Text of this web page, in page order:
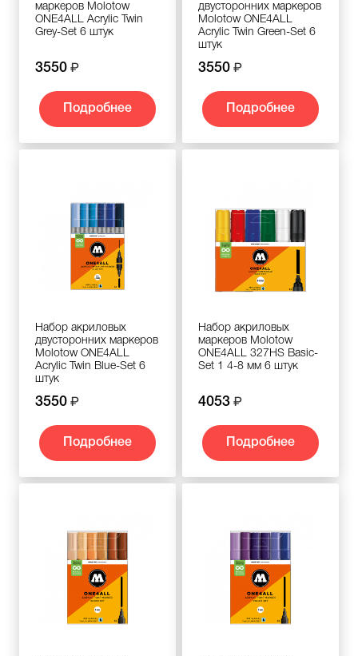
маркеров Molotow
ONE4ALL Acrylic Twin
Grey-Set 6 штук
3550
Подробнее
двусторонних маркеров
Molotow ONE4ALL
Acrylic Twin Green-Set 6
штук
3550
Подробнее
Набор акриловых
двусторонних маркеров
Molotow ONE4ALL
Acrylic Twin Blue-Set 6
штук
3550
Подробнее
Набор акриловых
маркеров Molotow
ONE4ALL 327HS Basic-
Set 1 4-8 мм 6 штук
4053
Подробнее